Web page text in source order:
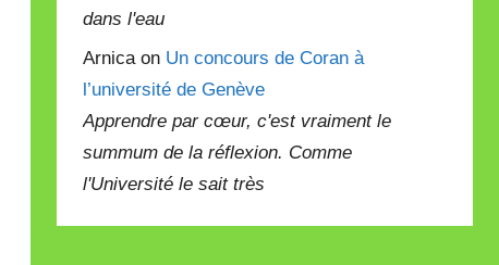
dans l'eau
Arnica on Un concours de Coran à
l’université de Genève
Apprendre par cœur, c'est vraiment le
summum de la réflexion. Comme
l'Université le sait très